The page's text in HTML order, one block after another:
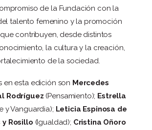
de la Fundación con la
talento femenino y la promoción
contribuyen, desde distintos
la cultura y la creación,
de la sociedad.
en esta edición son Mercedes
Rodríguez (Pensamiento); Estrella
y Vanguardia); Leticia Espinosa de
Rosillo (Igualdad); Cristina Oñoro